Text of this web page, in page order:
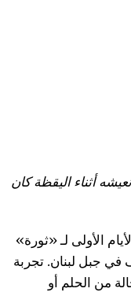
أثناء اليقظة كان
الأولى لـ «ثورة»
في جبل لبنان. تجربة
من الحلم أو